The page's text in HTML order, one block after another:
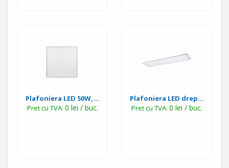
Plafoniera LED 50W,...
Pret cu TVA: 0 lei / buc.
Plafoniera LED drep...
Pret cu TVA: 0 lei / buc.